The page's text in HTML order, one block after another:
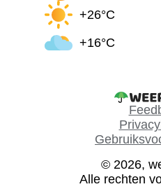
+26°C
+16°C
© 2026,
Alle rechten